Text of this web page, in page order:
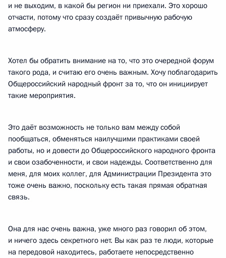
и не выходим, в какой бы регион ни приехали. Это хорошо
отчасти, потому что сразу создаёт привычную рабочую
атмосферу.
Хотел бы обратить внимание на то, что это очередной форум
такого рода, и считаю его очень важным. Хочу поблагодарить
Общероссийский народный фронт за то, что он инициирует
такие мероприятия.
Это даёт возможность не только вам между собой
пообщаться, обменяться наилучшими практиками своей
работы, но и довести до Общероссийского народного фронта
и свои озабоченности, и свои надежды. Соответственно для
меня, для моих коллег, для Администрации Президента это
тоже очень важно, поскольку есть такая прямая обратная
связь.
Она для нас очень важна, уже много раз говорил об этом,
и ничего здесь секретного нет. Вы как раз те люди, которые
на передовой находитесь, работаете непосредственно